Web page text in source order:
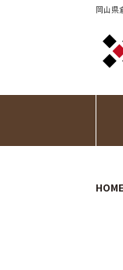
岡山県
HOME